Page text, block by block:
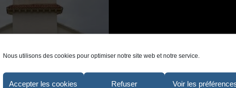
Nous utilisons des cookies pour optimiser notre site web et notre service.
Accepter les cookies Refuser Voir les